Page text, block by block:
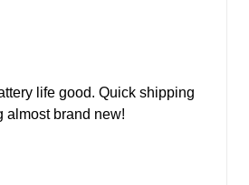
life good. Quick shipping
almost brand new!